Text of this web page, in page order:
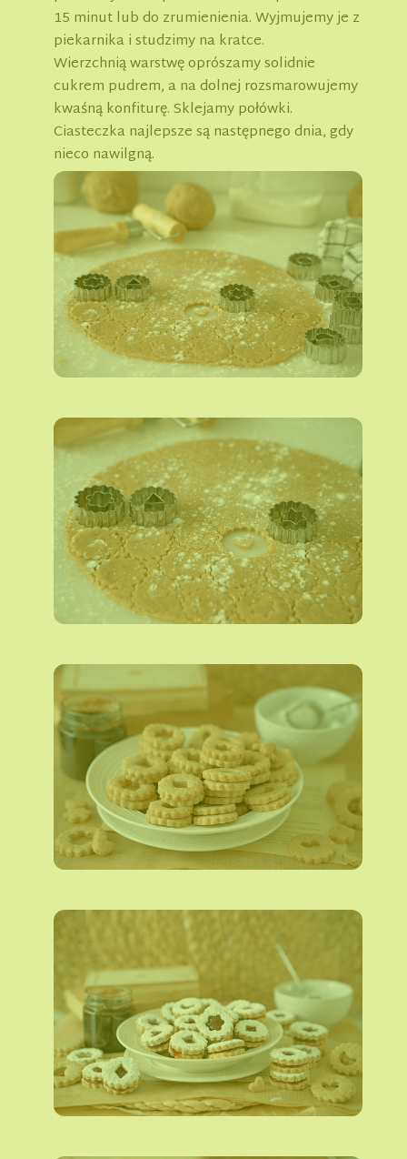
15 minut lub do zrumienienia. Wyjmujemy je z
piekarnika i studzimy na kratce.
Wierzchnią warstwę oprószamy solidnie
cukrem pudrem, a na dolnej rozsmarowujemy
kwaśną konfiturę. Sklejamy połówki.
Ciasteczka najlepsze są następnego dnia, gdy
nieco nawilgną.